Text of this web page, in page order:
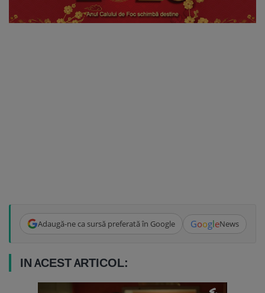
Adaugă-ne ca sursă preferată în Google GoogleNews
IN ACEST ARTICOL: